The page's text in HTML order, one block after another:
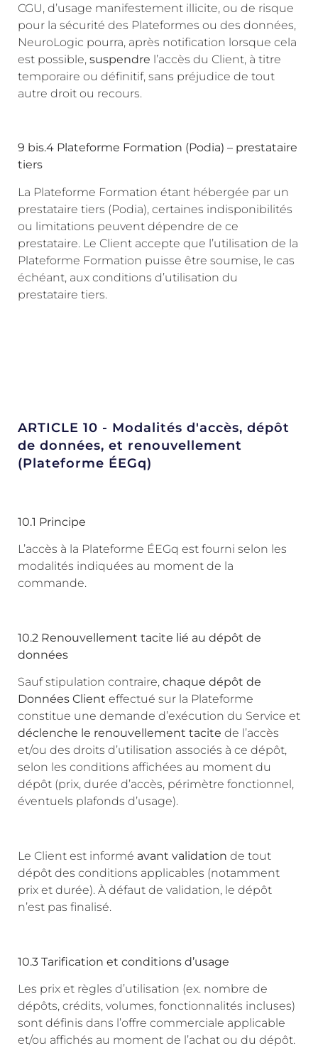
CGU, d’usage manifestement illicite, ou de risque
pour la sécurité des Plateformes ou des données,
NeuroLogic pourra, après notification lorsque cela
est possible, suspendre l’accès du Client, à titre
temporaire ou définitif, sans préjudice de tout
autre droit ou recours.
9 bis.4 Plateforme Formation (Podia) – prestataire
tiers
La Plateforme Formation étant hébergée par un
prestataire tiers (Podia), certaines indisponibilités
ou limitations peuvent dépendre de ce
prestataire. Le Client accepte que l’utilisation de la
Plateforme Formation puisse être soumise, le cas
échéant, aux conditions d’utilisation du
prestataire tiers.
ARTICLE 10 - Modalités d'accès, dépôt
de données, et renouvellement
(Plateforme ÉEGq)
10.1 Principe
L’accès à la Plateforme ÉEGq est fourni selon les
modalités indiquées au moment de la
commande.
10.2 Renouvellement tacite lié au dépôt de
données
Sauf stipulation contraire, chaque dépôt de
Données Client effectué sur la Plateforme
constitue une demande d’exécution du Service et
déclenche le renouvellement tacite de l’accès
et/ou des droits d’utilisation associés à ce dépôt,
selon les conditions affichées au moment du
dépôt (prix, durée d’accès, périmètre fonctionnel,
éventuels plafonds d’usage).
Le Client est informé avant validation de tout
dépôt des conditions applicables (notamment
prix et durée). À défaut de validation, le dépôt
n’est pas finalisé.
10.3 Tarification et conditions d’usage
Les prix et règles d’utilisation (ex. nombre de
dépôts, crédits, volumes, fonctionnalités incluses)
sont définis dans l’offre commerciale applicable
et/ou affichés au moment de l’achat ou du dépôt.